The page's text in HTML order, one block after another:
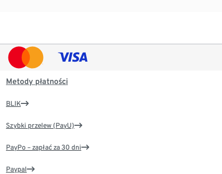
Metody płatności
BLIK
Szybki przelew (PayU)
PayPo – zapłać za 30 dni
Paypal